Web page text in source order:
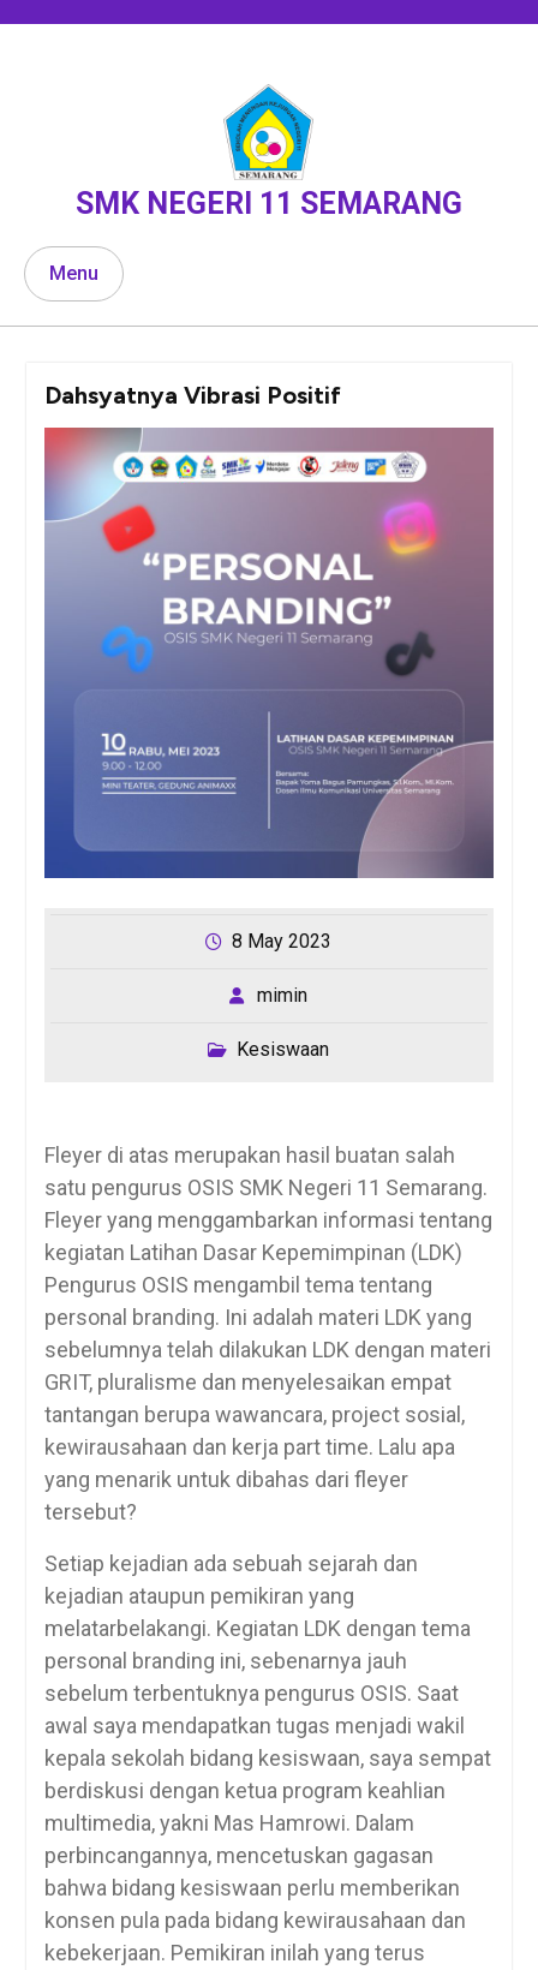
SMK NEGERI 11 SEMARANG
Menu
Dahsyatnya Vibrasi Positif
8 May 2023
mimin
Kesiswaan
Fleyer di atas merupakan hasil buatan salah
satu pengurus OSIS SMK Negeri 11 Semarang.
Fleyer yang menggambarkan informasi tentang
kegiatan Latihan Dasar Kepemimpinan (LDK)
Pengurus OSIS mengambil tema tentang
personal branding. Ini adalah materi LDK yang
sebelumnya telah dilakukan LDK dengan materi
GRIT, pluralisme dan menyelesaikan empat
tantangan berupa wawancara, project sosial,
kewirausahaan dan kerja part time. Lalu apa
yang menarik untuk dibahas dari fleyer
tersebut?
Setiap kejadian ada sebuah sejarah dan
kejadian ataupun pemikiran yang
melatarbelakangi. Kegiatan LDK dengan tema
personal branding ini, sebenarnya jauh
sebelum terbentuknya pengurus OSIS. Saat
awal saya mendapatkan tugas menjadi wakil
kepala sekolah bidang kesiswaan, saya sempat
berdiskusi dengan ketua program keahlian
multimedia, yakni Mas Hamrowi. Dalam
perbincangannya, mencetuskan gagasan
bahwa bidang kesiswaan perlu memberikan
konsen pula pada bidang kewirausahaan dan
kebekerjaan. Pemikiran inilah yang terus